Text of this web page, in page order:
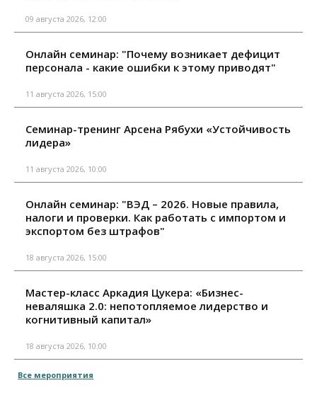
09 августа 2026, 12:00
Онлайн семинар: "Почему возникает дефицит
персонала - какие ошибки к этому приводят"
11 августа 2026, 15:00
Семинар-тренинг Арсена Рябухи «Устойчивость
лидера»
11 августа 2026, 10:00
Онлайн семинар: "ВЭД – 2026. Новые правила,
налоги и проверки. Как работать с импортом и
экспортом без штрафов"
18 августа 2026, 15:00
Мастер-класс Аркадия Цукера: «Бизнес-
неваляшка 2.0: непотопляемое лидерство и
когнитивный капитал»
18 августа 2026, 10:00
Все мероприятия